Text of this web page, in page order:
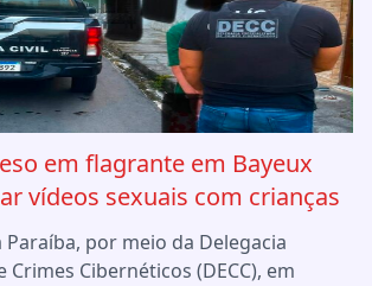
em flagrante em Bayeux
vídeos sexuais com crianças
Paraíba, por meio da Delegacia
Crimes Cibernéticos (DECC), em